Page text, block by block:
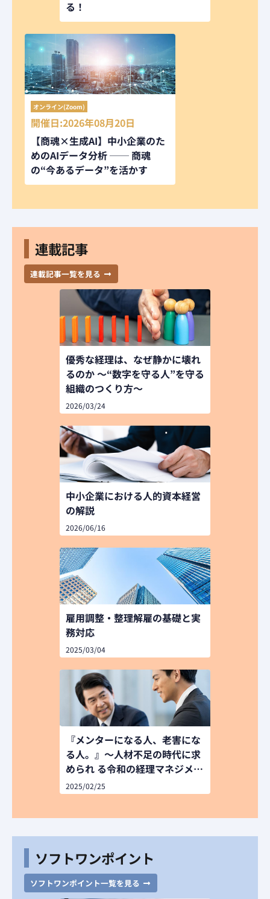
る！
オンライン(Zoom)
開催日:2026年08月20日
【商魂×生成AI】中小企業のた
めのAIデータ分析 ── 商魂
の“今あるデータ”を活かす
連載記事
連載記事一覧を見る
優秀な経理は、なぜ静かに壊れ
るのか ～“数字を守る人”を守る
組織のつくり方～
2026/03/24
中小企業における人的資本経営
の解説
2026/06/16
雇用調整・整理解雇の基礎と実
務対応
2025/03/04
『メンターになる人、老害にな
る人。』～人材不足の時代に求
められ る令和の経理マネジメン
トとは～
2025/02/25
ソフトワンポイント
ソフトワンポイント一覧を見る